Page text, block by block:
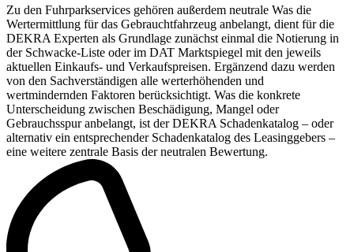
Zu den Fuhrparkservices gehören außerdem neutrale Was die
Wertermittlung für das Gebrauchtfahrzeug anbelangt, dient für die
DEKRA Experten als Grundlage zunächst einmal die Notierung in
der Schwacke-Liste oder im DAT Marktspiegel mit den jeweils
aktuellen Einkaufs- und Verkaufspreisen. Ergänzend dazu werden
von den Sachverständigen alle werterhöhenden und
wertmindernden Faktoren berücksichtigt. Was die konkrete
Unterscheidung zwischen Beschädigung, Mangel oder
Gebrauchsspur anbelangt, ist der DEKRA Schadenkatalog – oder
alternativ ein entsprechender Schadenkatalog des Leasinggebers –
eine weitere zentrale Basis der neutralen Bewertung.